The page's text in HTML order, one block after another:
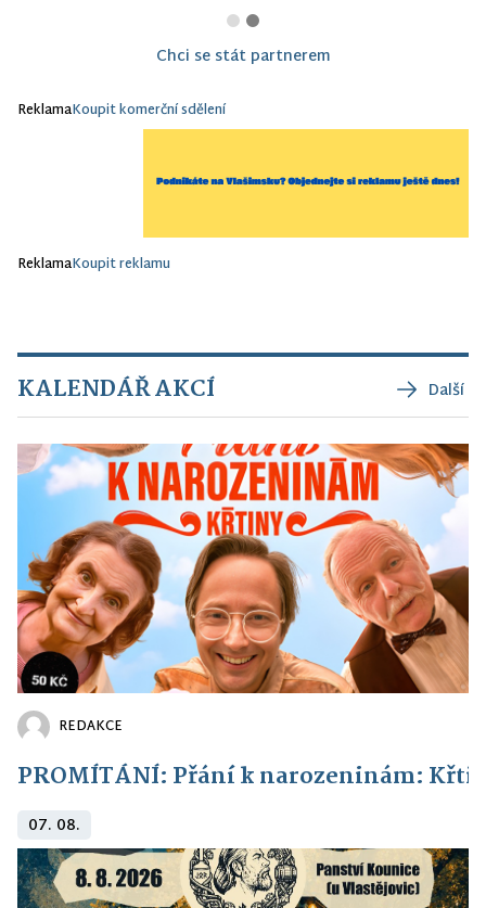
Chci se stát partnerem
ReklamaKoupit komerční sdělení
ReklamaKoupit reklamu
KALENDÁŘ AKCÍ Další
REDAKCE
PROMÍTÁNÍ: Přání k narozeninám:
07. 08.